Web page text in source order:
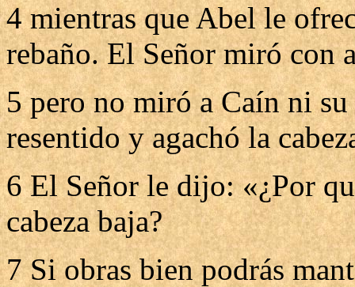
4 mientras que Abel le
rebaño. El Señor miró con
5 pero no miró a Caín ni
resentido y agachó la
6 El Señor le dijo: «¿Por
cabeza baja?
7 Si obras bien podrás